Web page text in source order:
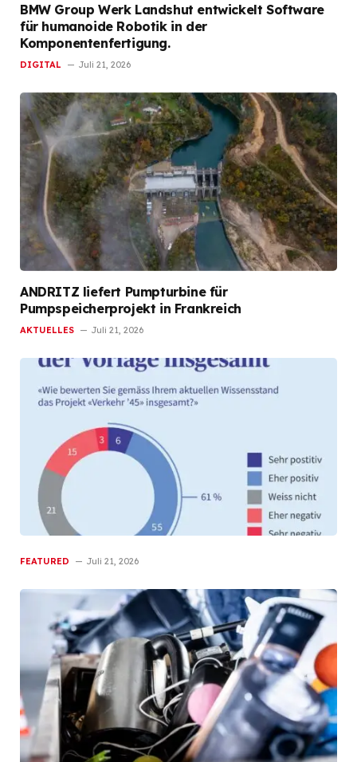
BMW Group Werk Landshut entwickelt Software
für humanoide Robotik in der
Komponentenfertigung.
DIGITAL Juli 21, 2026
ANDRITZ liefert Pumpturbine für
Pumpspeicherprojekt in Frankreich
AKTUELLES Juli 21, 2026
FEATURED Juli 21, 2026